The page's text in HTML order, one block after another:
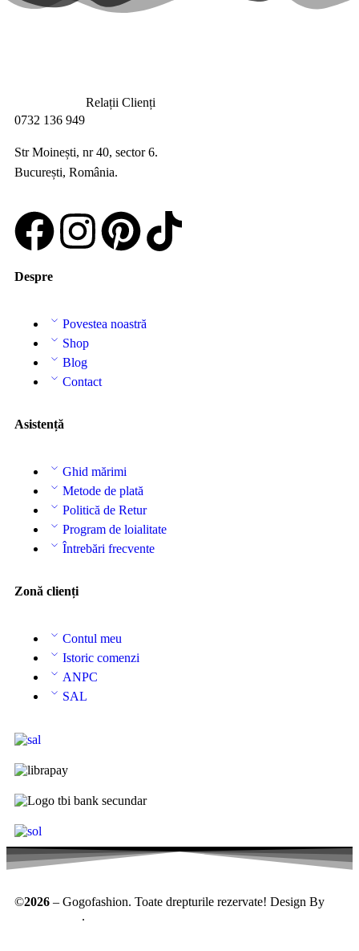
Relații Clienți
0732 136 949
Str Moinești, nr 40, sector 6.
București, România.
Despre
Povestea noastră
Shop
Blog
Contact
Asistență
Ghid mărimi
Metode de plată
Politică de Retur
Program de loialitate
Întrebări frecvente
Zonă clienți
Contul meu
Istoric comenzi
ANPC
SAL
©2026 – Gogofashion. Toate drepturile rezervate! Design By
.